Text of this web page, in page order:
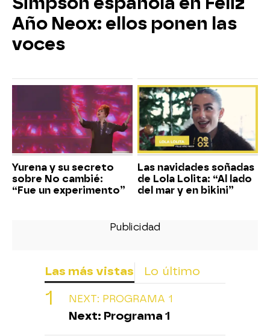
Año Neox: ellos ponen las
voces
Yurena y su secreto
sobre No cambié:
“Fue un experimento”
Las navidades soñadas
de Lola Lolita: “Al lado
del mar y en bikini”
Las más vistas Lo último
NEXT: PROGRAMA 1
Next: Programa 1